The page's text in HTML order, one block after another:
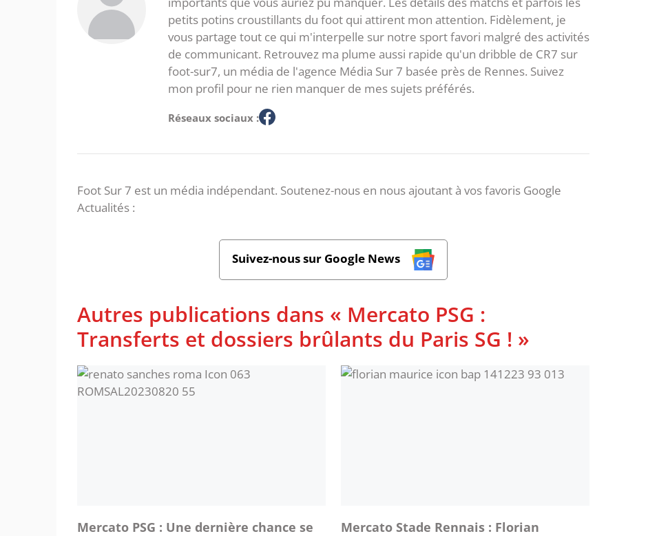
petits potins croustillants du foot qui attirent mon attention. Fidèlement, je
vous partage tout ce qui m'interpelle sur notre sport favori malgré des activités
de communicant. Retrouvez ma plume aussi rapide qu'un dribble de CR7 sur
foot-sur7, un média de l'agence Média Sur 7 basée près de Rennes. Suivez
mon profil pour ne rien manquer de mes sujets préférés.
Réseaux sociaux :
Foot Sur 7 est un média indépendant. Soutenez-nous en nous ajoutant à vos favoris Google
Actualités :
Suivez-nous sur Google News
Autres publications dans « Mercato PSG :
Transferts et dossiers brûlants du Paris SG ! »
Mercato PSG : Une dernière chance se
Mercato Stade Rennais : Florian